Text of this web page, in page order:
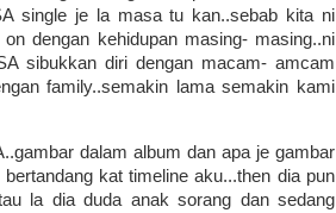
single je la masa tu kan..sebab kita ni
dengan kehidupan masing- masing..ni
sibukkan diri dengan macam- amcam
family..semakin lama semakin kami
dalam album dan apa je gambar
kat timeline aku...then dia pun
la dia duda anak sorang dan sedang